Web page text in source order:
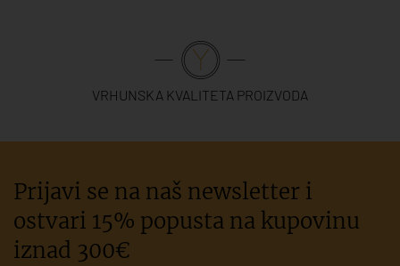
VRHUNSKA KVALITETA PROIZVODA
Prijavi se na naš newsletter i
ostvari 15% popusta na kupovinu
iznad 300€